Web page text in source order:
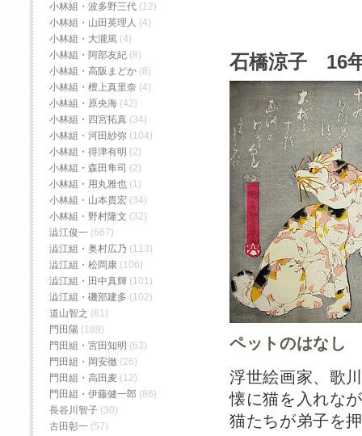
石橋涼子 16
ペットのはなし
浮世絵画家、歌
懐に猫を入れな
猫たちが弟子を
小林組・波多野三代 (12)
小林組・山田英理人 (4)
小林組・大瀧篤 (4)
小林組・阿部友紀 (8)
小林組・高阪まどか (8)
小林組・檀上真里奈 (4)
小林組・原央海 (42)
小林組・四宮拓真 (34)
小林組・河田紗弥 (104)
小林組・得津有明 (2)
小林組・森田隼司 (2)
小林組・用丸雅也 (1)
小林組・山本貴宏 (34)
小林組・野村隆文 (32)
澁江俊一 (667)
澁江組・奥村広乃 (113)
澁江組・松岡康 (106)
澁江組・田中真輝 (101)
澁江組・磯部建多 (102)
道山智之 (61)
門田陽 (189)
門田組・宮田知明 (63)
門田組・岡安徹 (26)
門田組・高田麦 (12)
門田組・伊藤健一郎 (86)
長谷川智子 (30)
古田彰一 (57)